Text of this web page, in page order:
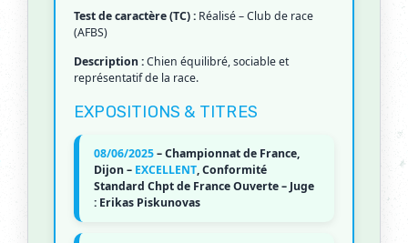
Test de caractère (TC) : Réalisé – Club de race
(AFBS)
Description :Chien équilibré, sociable et
représentatif de la race.
EXPOSITIONS & TITRES
08/06/2025– Championnat de France,
Dijon – EXCELLENT, Conformité
Standard Chpt de France Ouverte – Juge
: Erikas Piskunovas